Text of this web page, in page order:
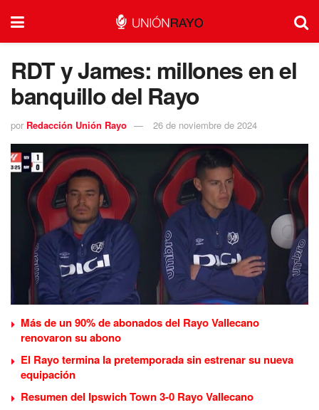
RDT y James: millones en el
banquillo del Rayo
por Redacción Unión Rayo 26 de noviembre de 2024
Más de un 90% de abonados del Rayo Vallecano
renovaron su abono
El Rayo termina la pretemporada sin estrenar su nueva
equipación
Resumen del Ipswich Town 3-0 Rayo Vallecano